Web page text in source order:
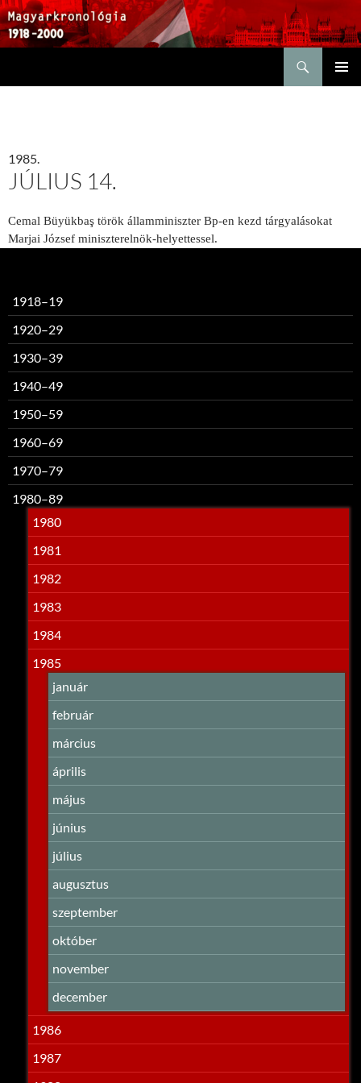
1985.
JÚLIUS 14.
Cemal Büyükbaş török államminiszter Bp-en kezd tárgyalásokat
Marjai József miniszterelnök-helyettessel.
1918–19
1920–29
1930–39
1940–49
1950–59
1960–69
1970–79
1980–89
1980
1981
1982
1983
1984
1985
január
február
március
április
május
június
július
augusztus
szeptember
október
november
december
1986
1987